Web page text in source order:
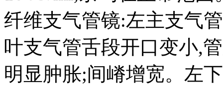
纤维支气管镜:左主支气
叶支气管舌段开口变小,
明显肿胀;间嵴增宽。左